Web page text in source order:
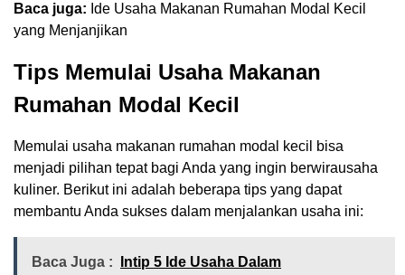
Baca juga: Ide Usaha Makanan Rumahan Modal Kecil
yang Menjanjikan
Tips Memulai Usaha Makanan
Rumahan Modal Kecil
Memulai usaha makanan rumahan modal kecil bisa
menjadi pilihan tepat bagi Anda yang ingin berwirausaha
kuliner. Berikut ini adalah beberapa tips yang dapat
membantu Anda sukses dalam menjalankan usaha ini:
Baca Juga :
Intip 5 Ide Usaha Dalam